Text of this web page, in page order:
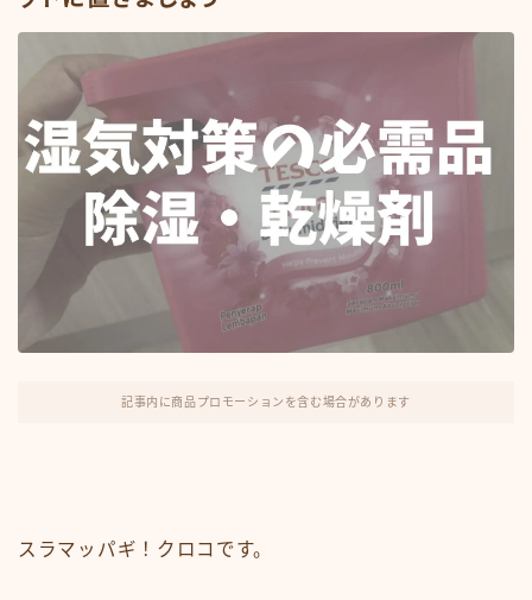
記事内に商品プロモーションを含む場合があります
スラマッパギ！クロコです。